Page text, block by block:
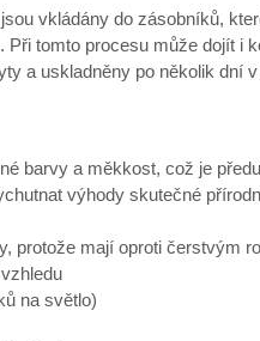
vkládány do zásobníků,
tomto procesu může dojít i
a uskladněny po několik dní
barvy a měkkost, což je
výhody skutečné
protože mají oproti čerstvým
na světlo)